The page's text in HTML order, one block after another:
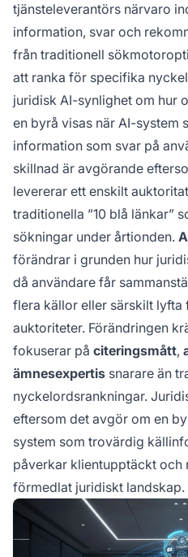
ChatGPT, Perplexity
Advokatbyråer måste
citerade som
svar istället för att bara
tjänsteleverantörs närvaro
information, svar och
från traditionell
att ranka för specifika
juridisk AI-synlighet om hur
en byrå visas när AI-system
information som svar på
skillnad är avgörande
levererar ett enskilt
traditionella ”10 blå länkar”
sökningar under årtionden.
förändrar i grunden hur
då användare får
flera källor eller särskilt lyfta
auktoriteter. Förändringen
fokuserar på citeringsmått,
ämnesexpertis snarare än
nyckelordsrankningar.
eftersom det avgör om en
system som trovärdig
påverkar klientupptäckt och
förmedlat juridiskt landskap.